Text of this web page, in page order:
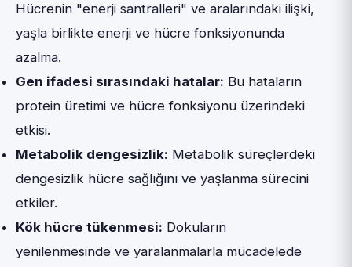
Hücrenin "enerji santralleri" ve aralarındaki ilişki,
yaşla birlikte enerji ve hücre fonksiyonunda
azalma.
Gen ifadesi sırasındaki hatalar: Bu hataların
protein üretimi ve hücre fonksiyonu üzerindeki
etkisi.
Metabolik dengesizlik: Metabolik süreçlerdeki
dengesizlik hücre sağlığını ve yaşlanma sürecini
etkiler.
Kök hücre tükenmesi: Dokuların
yenilenmesinde ve yaralanmalarla mücadelede